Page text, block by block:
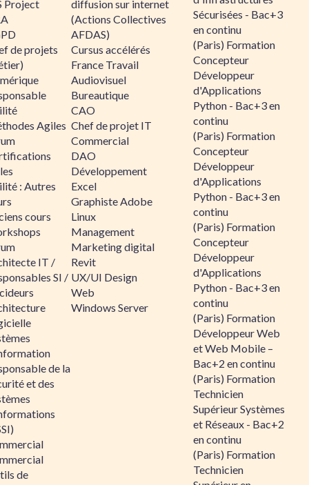
Project
de projets
Agiles
: Autres
cours
IT /
SI /
de la
et des
de
diffusion sur internet
(Actions Collectives
AFDAS)
Cursus accélérés
France Travail
Audiovisuel
Bureautique
CAO
Chef de projet IT
Commercial
DAO
Développement
Excel
Graphiste Adobe
Linux
Management
Marketing digital
Revit
UX/UI Design
Web
Windows Server
Sécurisées - Bac+3
en continu
(Paris) Formation
Concepteur
Développeur
d'Applications
Python - Bac+3 en
continu
(Paris) Formation
Concepteur
Développeur
d'Applications
Python - Bac+3 en
continu
(Paris) Formation
Concepteur
Développeur
d'Applications
Python - Bac+3 en
continu
(Paris) Formation
Développeur Web
et Web Mobile –
Bac+2 en continu
(Paris) Formation
Technicien
Supérieur Systèmes
et Réseaux - Bac+2
en continu
(Paris) Formation
Technicien